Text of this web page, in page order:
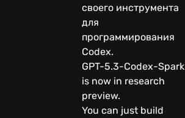
своего инструмента
для
программирования
Codex.
GPT-5.3-Codex-Spark
is now in research
preview.
You can just build